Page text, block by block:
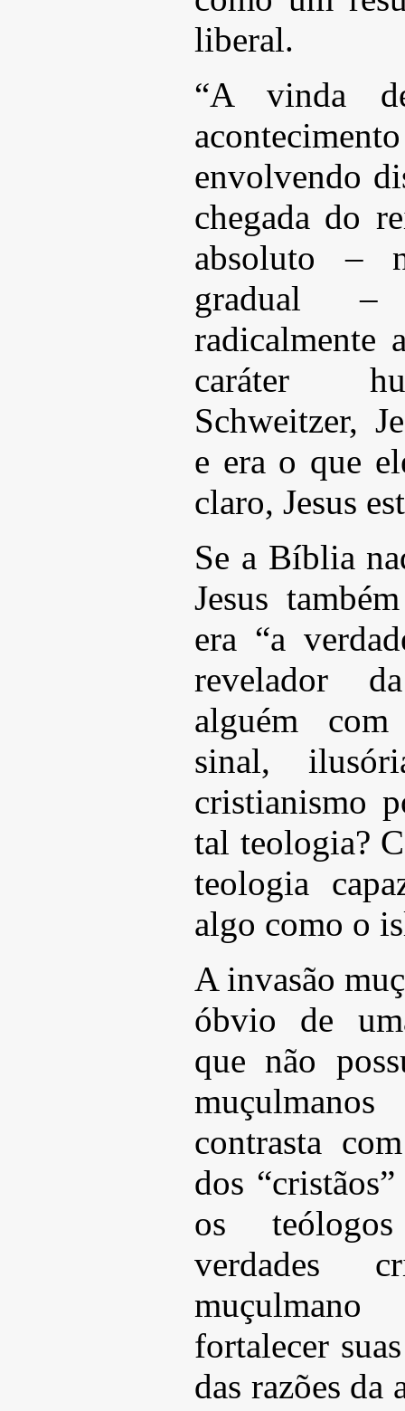
liberal.
“A vinda
envolvendo
chegada do
absoluto –
gradual –
radicalmente
caráter
Schweitzer,
e era o que
claro, Jesus
Se a Bíblia
Jesus
era “a
revelador
alguém
sinal,
cristianismo
tal teologia?
teologia
algo como o
A invasão
óbvio de
que não
contrasta
dos
os
verdades
fortalecer
das razões da